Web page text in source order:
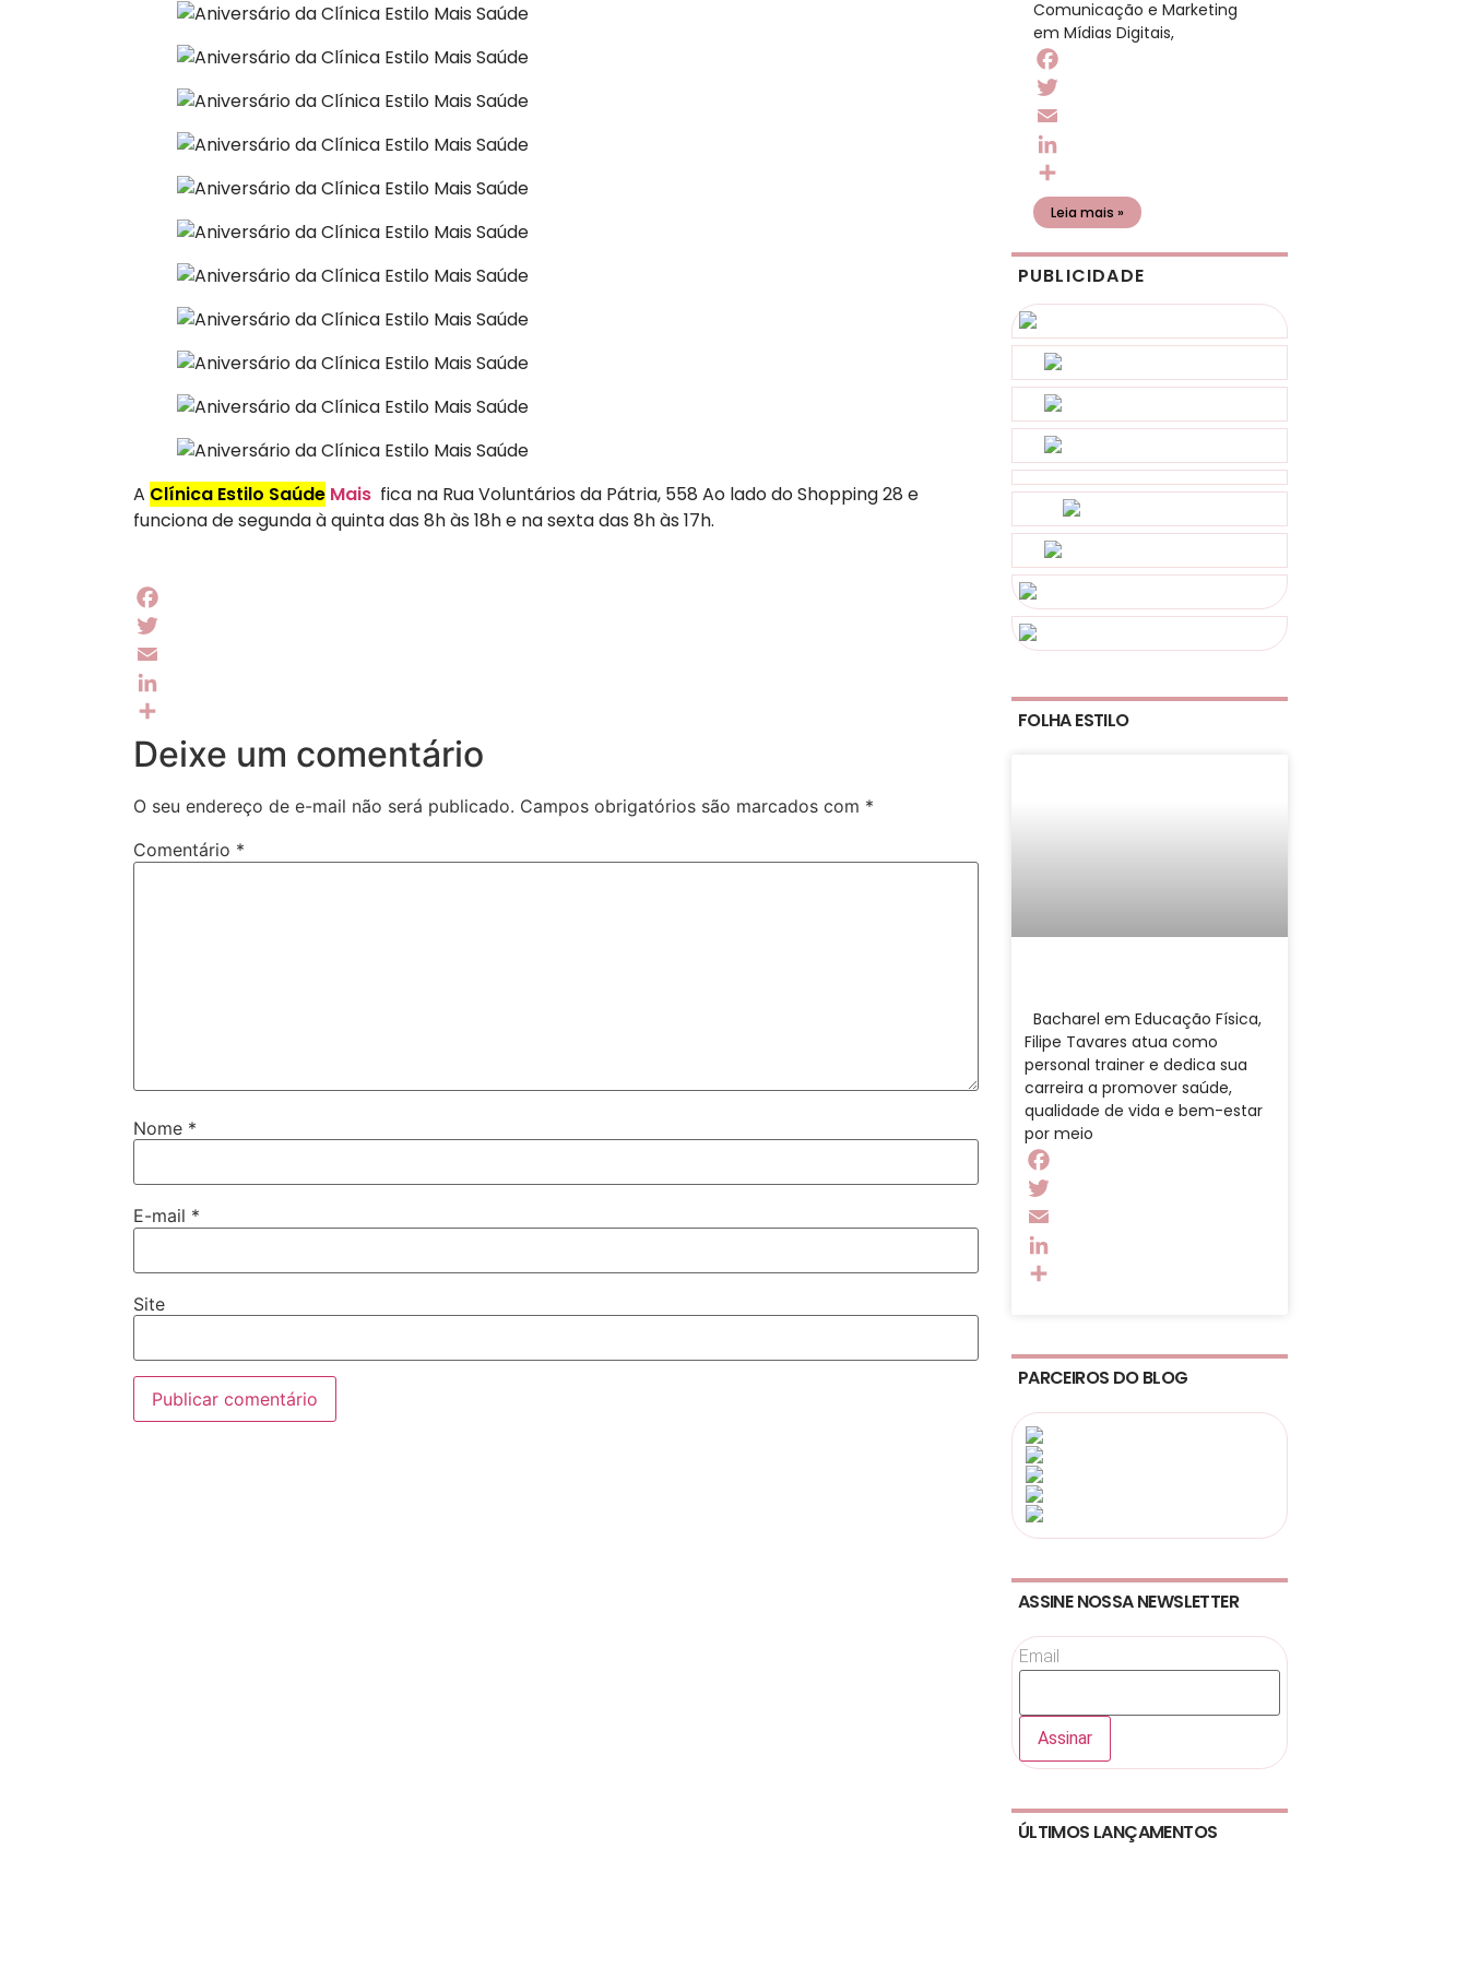
A Clínica Estilo Saúde Mais fica na Rua Voluntários da Pátria, 558 Ao lado do Shopping 28 e
funciona de segunda à quinta das 8h às 18h e na sexta das 8h às 17h.
Facebook
Twitter
Email
LinkedIn
Share
Deixe um comentário
O seu endereço de e-mail não será publicado. Campos obrigatórios são marcados com *
Comentário *
Nome *
E-mail *
Site
Comunicação e Marketing
em Mídias Digitais,
Facebook
Twitter
Email
LinkedIn
Share
Leia mais »
PUBLICIDADE
FOLHA ESTILO
Bacharel em Educação Física,
Filipe Tavares atua como
personal trainer e dedica sua
carreira a promover saúde,
qualidade de vida e bem-estar
por meio
Facebook
Twitter
Email
LinkedIn
PARCEIROS DO BLOG
ASSINE NOSSA NEWSLETTER
Email
ÚLTIMOS LANÇAMENTOS